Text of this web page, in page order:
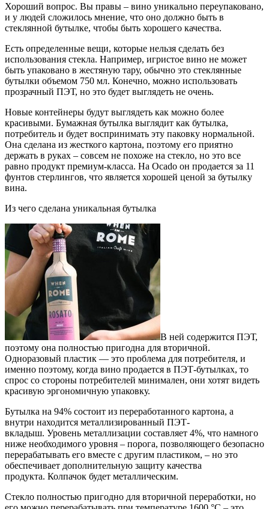
Хороший вопрос. Вы правы – вино уникально переупаковано,
и у людей сложилось мнение, что оно должно быть в
стеклянной бутылке, чтобы быть хорошего качества.
Есть определенные вещи, которые нельзя сделать без
использования стекла. Например, игристое вино не может
быть упаковано в жестяную тару, обычно это стеклянные
бутылки объемом 750 мл. Конечно, можно использовать
прозрачный ПЭТ, но это будет выглядеть не очень.
Новые контейнеры будут выглядеть как можно более
красивыми. Бумажная бутылка выглядит как бутылка,
потребитель и будет воспринимать эту паковку нормальной.
Она сделана из жесткого картона, поэтому его приятно
держать в руках – совсем не похоже на стекло, но это все
равно продукт премиум-класса. На Ocado он продается за 11
фунтов стерлингов, что является хорошей ценой за бутылку
вина.
Из чего сделана уникальная бутылка
В ней содержится ПЭТ,
поэтому она полностью пригодна для вторичной.
Одноразовый пластик — это проблема для потребителя, и
именно поэтому, когда вино продается в ПЭТ-бутылках, то
спрос со стороны потребителей минимален, они хотят видеть
красивую эргономичную упаковку.
Бутылка на 94% состоит из переработанного картона, а
внутри находится металлизированный ПЭТ-
вкладыш. Уровень металлизации составляет 4%, что намного
ниже необходимого уровня – порога, позволяющего безопасно
перерабатывать его вместе с другим пластиком, – но это
обеспечивает дополнительную защиту качества
продукта. Колпачок будет металлическим.
Стекло полностью пригодно для вторичной переработки, но